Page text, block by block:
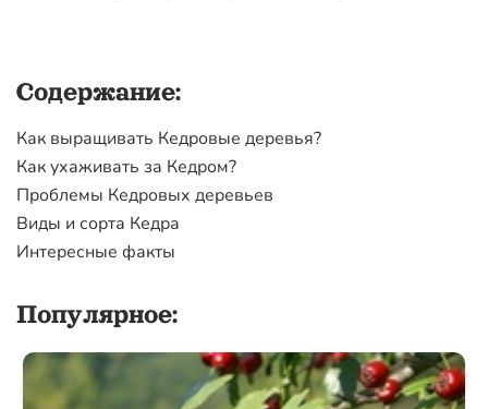
Содержание:
Как выращивать Кедровые деревья?
Как ухаживать за Кедром?
Проблемы Кедровых деревьев
Виды и сорта Кедра
Интересные факты
Популярное: